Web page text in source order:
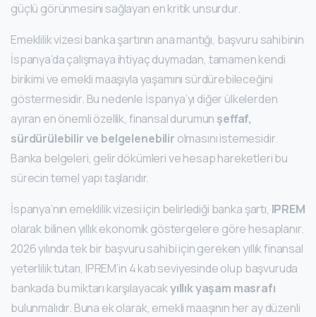
güçlü görünmesini sağlayan en kritik unsurdur.
Emeklilik vizesi banka şartının ana mantığı, başvuru sahibinin
İspanya’da çalışmaya ihtiyaç duymadan, tamamen kendi
birikimi ve emekli maaşıyla yaşamını sürdürebileceğini
göstermesidir. Bu nedenle İspanya’yı diğer ülkelerden
ayıran en önemli özellik, finansal durumun şeffaf,
sürdürülebilir ve belgelenebilir olmasını istemesidir.
Banka belgeleri, gelir dökümleri ve hesap hareketleri bu
sürecin temel yapı taşlarıdır.
İspanya’nın emeklilik vizesi için belirlediği banka şartı, IPREM
olarak bilinen yıllık ekonomik göstergelere göre hesaplanır.
2026 yılında tek bir başvuru sahibi için gereken yıllık finansal
yeterlilik tutarı, IPREM’in 4 katı seviyesinde olup başvuruda
bankada bu miktarı karşılayacakyıllık yaşam masrafı
bulunmalıdır. Buna ek olarak, emekli maaşının her ay düzenli